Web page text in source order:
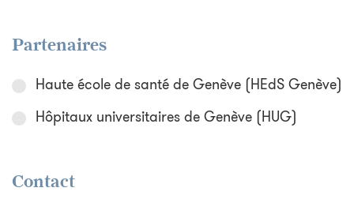
Partenaires
Haute école de santé de Genève (HEdS Genève)
Hôpitaux universitaires de Genève (HUG)
Contact